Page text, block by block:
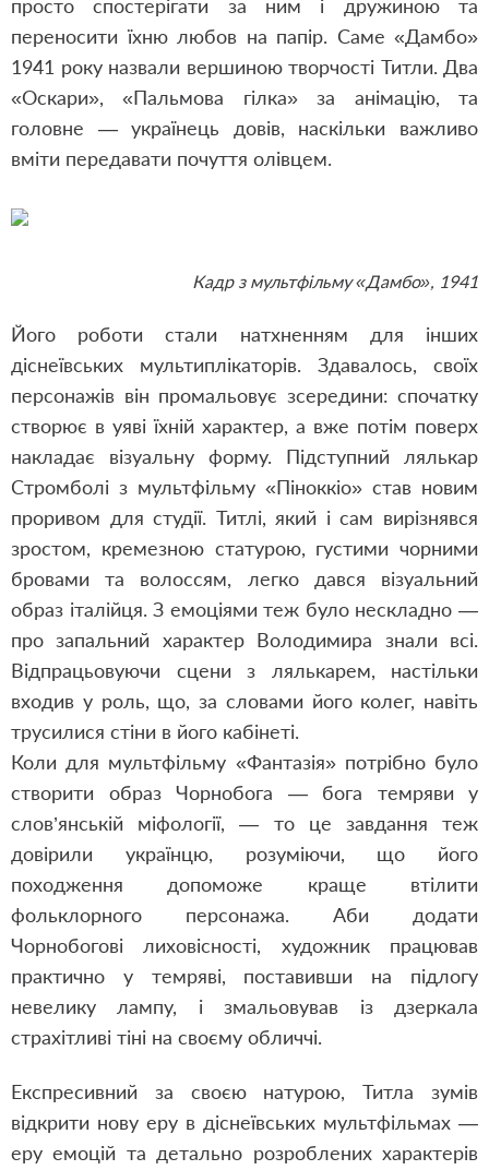
просто спостерігати за ним і дружиною та
переносити їхню любов на папір. Саме «Дамбо»
1941 року назвали вершиною творчості Титли. Два
«Оскари», «Пальмова гілка» за анімацію, та
головне — українець довів, наскільки важливо
вміти передавати почуття олівцем.
Кадр з мультфільму «Дамбо», 1941
Його роботи стали натхненням для інших
діснеївських мультиплікаторів. Здавалось, своїх
персонажів він промальовує зсередини: спочатку
створює в уяві їхній характер, а вже потім поверх
накладає візуальну форму. Підступний лялькар
Стромболі з мультфільму «Піноккіо» став новим
проривом для студії. Титлі, який і сам вирізнявся
зростом, кремезною статурою, густими чорними
бровами та волоссям, легко дався візуальний
образ італійця. З емоціями теж було нескладно —
про запальний характер Володимира знали всі.
Відпрацьовуючи сцени з лялькарем, настільки
входив у роль, що, за словами його колег, навіть
трусилися стіни в його кабінеті.
Коли для мультфільму «Фантазія» потрібно було
створити образ Чорнобога — бога темряви у
слов’янській міфології, — то це завдання теж
довірили українцю, розуміючи, що його
походження допоможе краще втілити
фольклорного персонажа. Аби додати
Чорнобогові лиховісності, художник працював
практично у темряві, поставивши на підлогу
невелику лампу, і змальовував із дзеркала
страхітливі тіні на своєму обличчі.
Експресивний за своєю натурою, Титла зумів
відкрити нову еру в діснеївських мультфільмах —
еру емоцій та детально розроблених характерів